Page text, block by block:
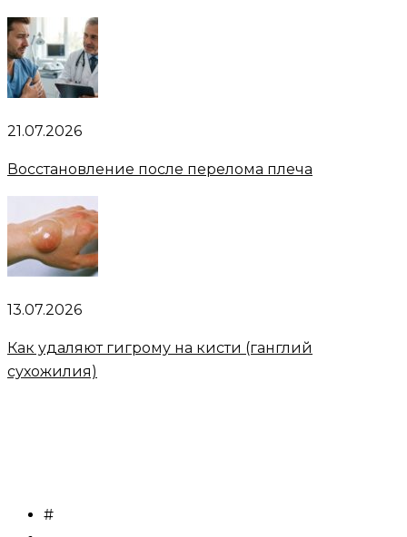
21.07.2026
Восстановление после перелома плеча
13.07.2026
Как удаляют гигрому на кисти (ганглий
сухожилия)
#